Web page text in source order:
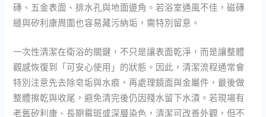
磚、五金表面、排水孔與地面邊角。若浴室通風不佳，磁磚
縫與矽利康周圍也容易藏污納垢，需特別留意。
一次性清潔在衛浴的關鍵，不只是讓表面乾淨，而是讓整體
觀感恢復到「可安心使用」的狀態。因此，清潔流程通常會
特別注意先去除皂垢與水痕，再處理鏡面與金屬件，最後做
整體擦乾與收尾，避免清完後仍因殘水留下水漬。若現場有
老舊矽利康、長期霉斑或深層染色，清潔可改善外觀，但不